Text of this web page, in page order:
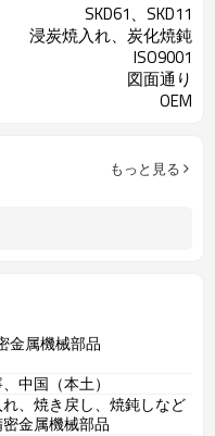
SKD61、SKD11
浸炭焼入れ、炭化焼鈍
ISO9001
図面通り
OEM
もっと見る
金属機械部品
中国（本土）
、焼き戻し、焼鈍しなど
金属機械部品